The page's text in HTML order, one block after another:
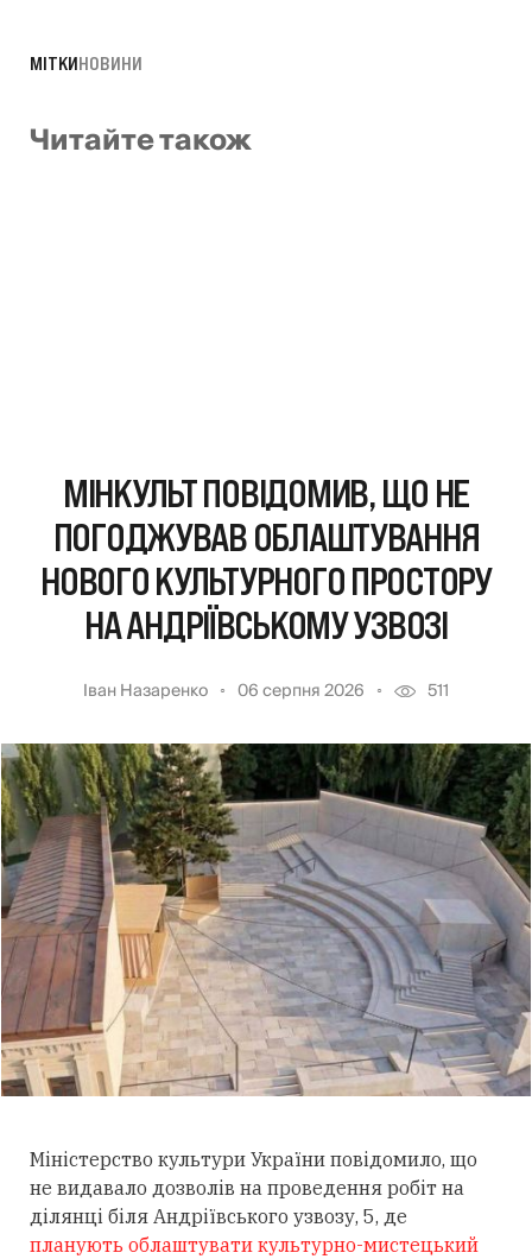
МІТКИНОВИНИ
Читайте також
МІНКУЛЬТ ПОВІДОМИВ, ЩО НЕ
ПОГОДЖУВАВ ОБЛАШТУВАННЯ
НОВОГО КУЛЬТУРНОГО ПРОСТОРУ
НА АНДРІЇВСЬКОМУ УЗВОЗІ
Іван Назаренко 06 серпня 2026 511
Міністерство культури України повідомило, що
не видавало дозволів на проведення робіт на
ділянці біля Андріївського узвозу, 5, де
планують облаштувати культурно-мистецький